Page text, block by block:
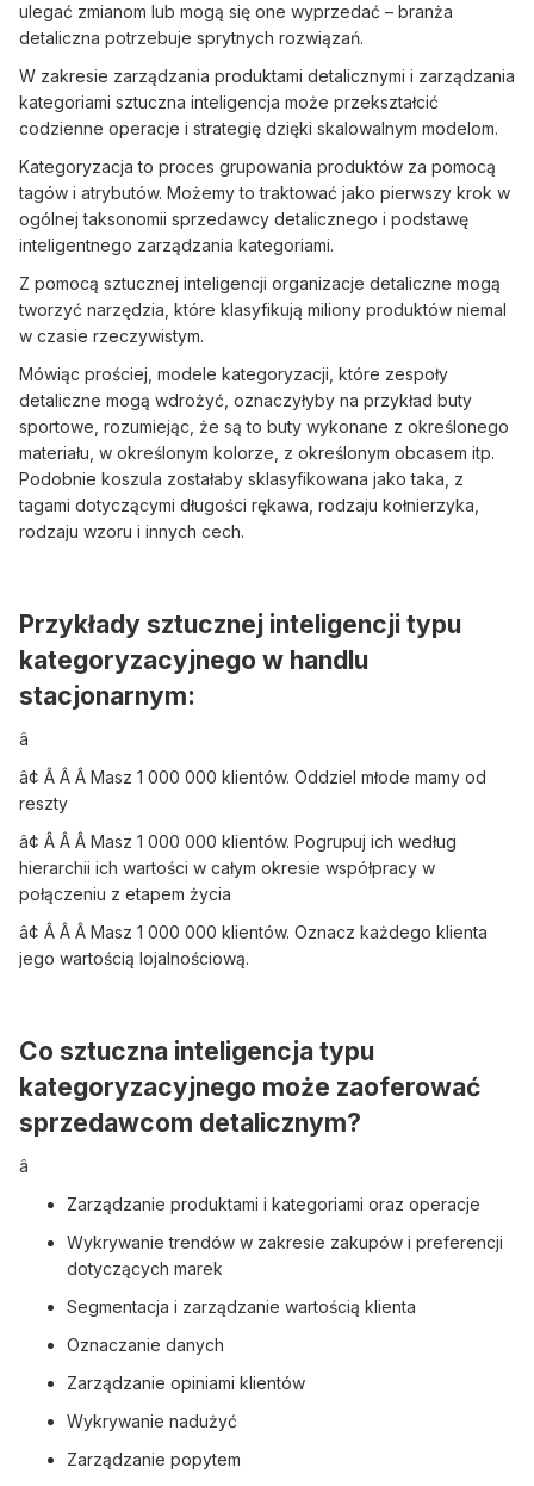
ulegać zmianom lub mogą się one wyprzedać – branża
detaliczna potrzebuje sprytnych rozwiązań.
W zakresie zarządzania produktami detalicznymi i zarządzania
kategoriami sztuczna inteligencja może przekształcić
codzienne operacje i strategię dzięki skalowalnym modelom.
Kategoryzacja to proces grupowania produktów za pomocą
tagów i atrybutów. Możemy to traktować jako pierwszy krok w
ogólnej taksonomii sprzedawcy detalicznego i podstawę
inteligentnego zarządzania kategoriami.
Z pomocą sztucznej inteligencji organizacje detaliczne mogą
tworzyć narzędzia, które klasyfikują miliony produktów niemal
w czasie rzeczywistym.
Mówiąc prościej, modele kategoryzacji, które zespoły
detaliczne mogą wdrożyć, oznaczyłyby na przykład buty
sportowe, rozumiejąc, że są to buty wykonane z określonego
materiału, w określonym kolorze, z określonym obcasem itp.
Podobnie koszula zostałaby sklasyfikowana jako taka, z
tagami dotyczącymi długości rękawa, rodzaju kołnierzyka,
rodzaju wzoru i innych cech.
Przykłady sztucznej inteligencji typu
kategoryzacyjnego w handlu
stacjonarnym:
â
â¢ Â Â Â Masz 1 000 000 klientów. Oddziel młode mamy od
reszty
â¢ Â Â Â Masz 1 000 000 klientów. Pogrupuj ich według
hierarchii ich wartości w całym okresie współpracy w
połączeniu z etapem życia
â¢ Â Â Â Masz 1 000 000 klientów. Oznacz każdego klienta
jego wartością lojalnościową.
Co sztuczna inteligencja typu
kategoryzacyjnego może zaoferować
sprzedawcom detalicznym?
â
Zarządzanie produktami i kategoriami oraz operacje
Wykrywanie trendów w zakresie zakupów i preferencji
dotyczących marek
Segmentacja i zarządzanie wartością klienta
Oznaczanie danych
Zarządzanie opiniami klientów
Wykrywanie nadużyć
Zarządzanie popytem